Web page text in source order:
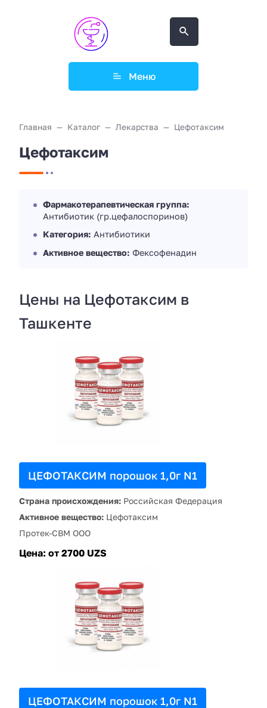
Меню
Главная Каталог Лекарства Цефотаксим
Цефотаксим
Фармакотерапевтическая группа:
Антибиотик (гр.цефалоспоринов)
Категория: Антибиотики
Активное вещество: Фексофенадин
Цены на Цефотаксим в
Ташкенте
ЦЕФОТАКСИМ порошок 1,0г N1
Страна происхождения: Российская Федерация
Активное вещество: Цефотаксим
Протек-СВМ ООО
Цена: от 2700 UZS
ЦЕФОТАКСИМ порошок 1,0г N1